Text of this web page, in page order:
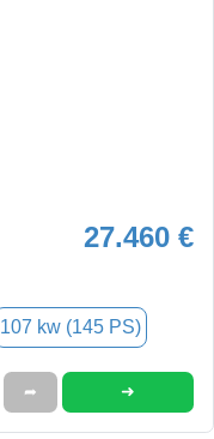
27.460 €
107 kw (145 PS)
➦ ➜